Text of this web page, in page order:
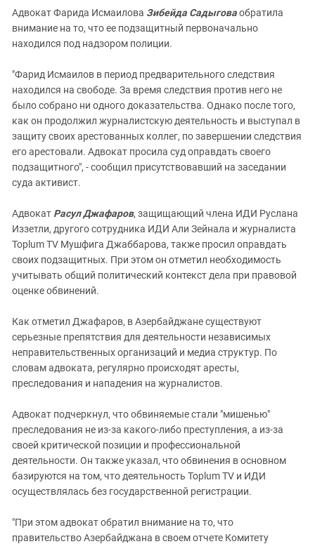
Адвокат Фарида Исмаилова Зибейда Садыговаобратила
внимание на то, что ее подзащитный первоначально
находился под надзором полиции.
"Фарид Исмаилов в период предварительного следствия
находился на свободе. За время следствия против него не
было собрано ни одного доказательства. Однако после того,
как он продолжил журналистскую деятельность и выступал в
защиту своих арестованных коллег, по завершении следствия
его арестовали. Адвокат просила суд оправдать своего
подзащитного", - сообщил присутствовавший на заседании
суда активист.
Адвокат Расул Джафаров, защищающий члена ИДИ Руслана
Иззетли, другого сотрудника ИДИ Али Зейнала и журналиста
Toplum TV Мушфига Джаббарова, также просил оправдать
своих подзащитных. При этом он отметил необходимость
учитывать общий политический контекст дела при правовой
оценке обвинений.
Как отметил Джафаров, в Азербайджане существуют
серьезные препятствия для деятельности независимых
неправительственных организаций и медиа структур. По
словам адвоката, регулярно происходят аресты,
преследования и нападения на журналистов.
Адвокат подчеркнул, что обвиняемые стали "мишенью"
преследования не из-за какого-либо преступления, а из-за
своей критической позиции и профессиональной
деятельности. Он также указал, что обвинения в основном
базируются на том, что деятельность Toplum TV и ИДИ
осуществлялась без государственной регистрации.
"При этом адвокат обратил внимание на то, что
правительство Азербайджана в своем отчете Комитету